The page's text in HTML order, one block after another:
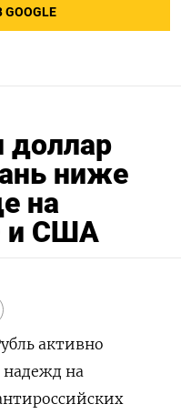
доллар
ниже
на
и США
активно
на